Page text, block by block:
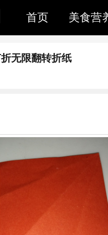
首页 美食营
无限翻转折纸